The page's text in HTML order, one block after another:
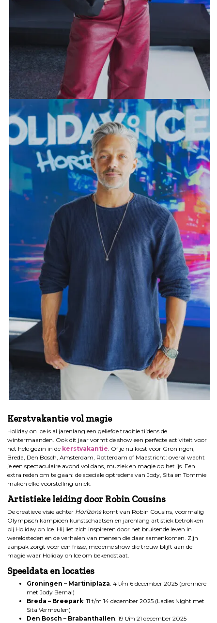
Kerstvakantie vol magie
Holiday on Ice is al jarenlang een geliefde traditie tijdens de
wintermaanden. Ook dit jaar vormt de show een perfecte activiteit voor
het hele gezin in de kerstvakantie. Of je nu kiest voor Groningen,
Breda, Den Bosch, Amsterdam, Rotterdam of Maastricht: overal wacht
je een spectaculaire avond vol dans, muziek en magie op het ijs. Een
extra reden om te gaan: de speciale optredens van Jody, Sita en Tommie
maken elke voorstelling uniek.
Artistieke leiding door Robin Cousins
De creatieve visie achter Horizonskomt van Robin Cousins, voormalig
Olympisch kampioen kunstschaatsen en jarenlang artistiek betrokken
bij Holiday on Ice. Hij liet zich inspireren door het bruisende leven in
wereldsteden en de verhalen van mensen die daar samenkomen. Zijn
aanpak zorgt voor een frisse, moderne show die trouw blijft aan de
magie waar Holiday on Ice om bekendstaat.
Speeldata en locaties
Groningen – Martiniplaza: 4 t/m 6 december 2025 (première
met Jody Bernal)
Breda – Breepark: 11 t/m 14 december 2025 (Ladies Night met
Sita Vermeulen)
Den Bosch – Brabanthallen: 19 t/m 21 december 2025